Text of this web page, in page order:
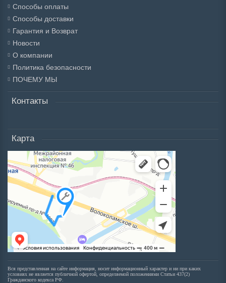
Способы оплаты
Способы доставки
Гарантия и Возврат
Новости
О компании
Политика безопасности
ПОЧЕМУ МЫ
Контакты
Карта
Вся представленная на сайте информация, носит информационный характер и ни при каких
условиях не является публичной офертой, определяемой положениями Статьи 437(2)
Гражданского кодекса РФ.